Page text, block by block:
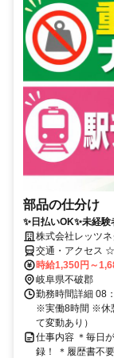
部品の仕分け
✨日払いOK✨未経験
株式会社レッツネ
交通・アクセス
時給1,350円～
岐阜県不破郡
勤務時間詳細 08
※実働8時間 ※休
て変動あり）
仕事内容 ＊毎日
録！ ＊履歴書不